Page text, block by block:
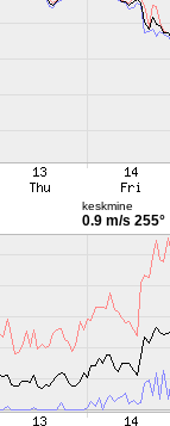
keskmine
0.9 m/s 255°